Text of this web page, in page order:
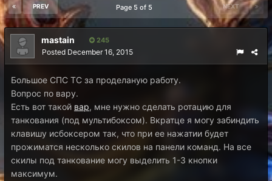
PREV NEXT
Page 5 of 5
mastain 245
Posted December 16, 2015
Большое СПС ТС за проделаную работу.
Вопрос по вару.
Есть вот такой вар, мне нужно сделать ротацию для
танкования (под мультибоксом). Вкратце я могу забиндить
клавишу исбоксером так, что при ее нажатии будет
прожиматся несколько скилов на панели команд. На все
скилы под танкование могу выделить 1-3 кнопки
максимум.